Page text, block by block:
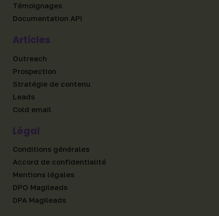
Témoignages
Documentation API
Articles
Outreach
Prospection
Stratégie de contenu
Leads
Cold email
Légal
Conditions générales
Accord de confidentialité
Mentions légales
DPO Magileads
DPA Magileads